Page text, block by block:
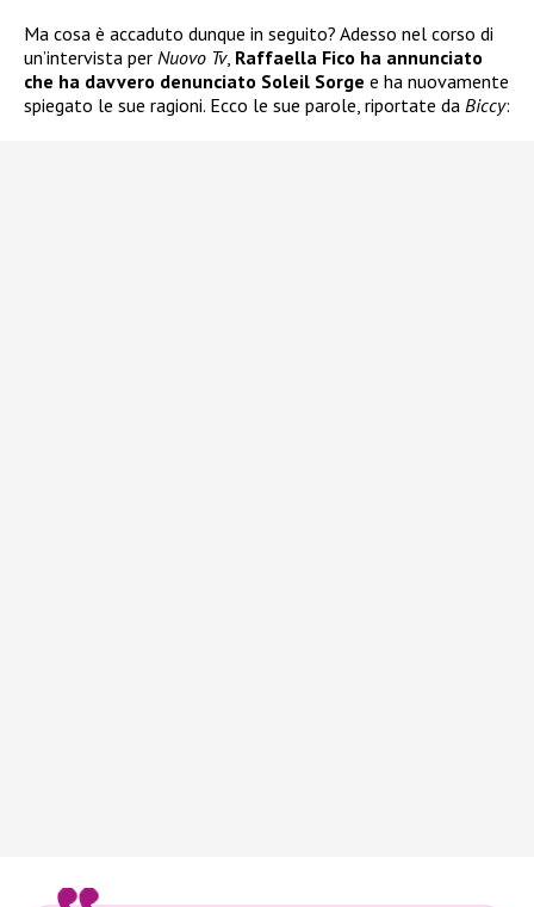
Ma cosa è accaduto dunque in seguito? Adesso nel corso di
un’intervista per Nuovo Tv, Raffaella Fico ha annunciato
che ha davvero denunciato Soleil Sorge e ha nuovamente
spiegato le sue ragioni. Ecco le sue parole, riportate da Biccy: